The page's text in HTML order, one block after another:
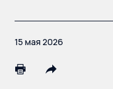
15 мая 2026